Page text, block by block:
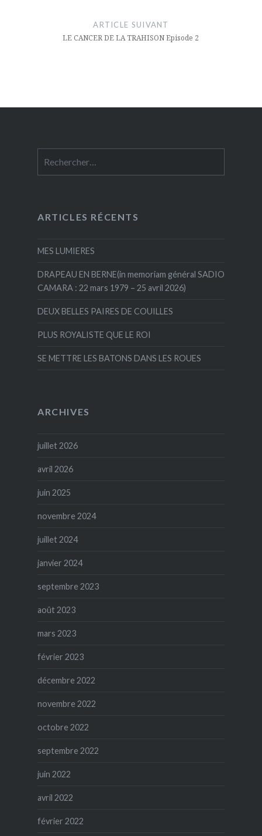
ARTICLE SUIVANT
LE CANCER DE LA TRAHISON Episode 2
ARTICLES RÉCENTS
MES LUMIERES
DRAPEAU EN BERNE(in memoriam général SADIO
CAMARA : 22 mars 1979 – 25 avril 2026)
DEUX BELLES PAIRES DE COUILLES
PLUS ROYALISTE QUE LE ROI
SE METTRE LES BATONS DANS LES ROUES
ARCHIVES
juillet 2026
avril 2026
juin 2025
novembre 2024
juillet 2024
janvier 2024
septembre 2023
août 2023
mars 2023
février 2023
décembre 2022
novembre 2022
octobre 2022
septembre 2022
juin 2022
avril 2022
février 2022